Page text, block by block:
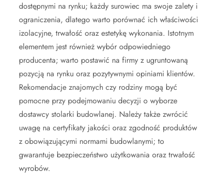
dostępnymi na rynku; każdy surowiec ma swoje zalety i
ograniczenia, dlatego warto porównać ich właściwości
izolacyjne, trwałość oraz estetykę wykonania. Istotnym
elementem jest również wybór odpowiedniego
producenta; warto postawić na firmy z ugruntowaną
pozycją na rynku oraz pozytywnymi opiniami klientów.
Rekomendacje znajomych czy rodziny mogą być
pomocne przy podejmowaniu decyzji o wyborze
dostawcy stolarki budowlanej. Należy także zwrócić
uwagę na certyfikaty jakości oraz zgodność produktów
z obowiązującymi normami budowlanymi; to
gwarantuje bezpieczeństwo użytkowania oraz trwałość
wyrobów.